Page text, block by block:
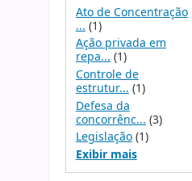
Ato de Concentração
... (1)
Ação privada em
repa...(1)
Controle de
estrutur... (1)
Defesa da
concorrênc... (3)
Legislação(1)
Exibir mais